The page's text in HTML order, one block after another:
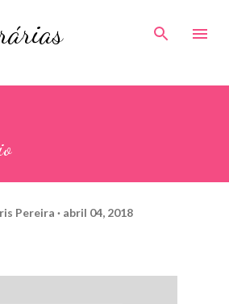
o conteúdo principal
Pereira abril 04, 2018